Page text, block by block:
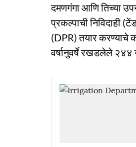
दमणगंगा आणि तिच्या
प्रकल्पाची निविदाही
(DPR) तयार करण्याचे
वर्षानुवर्षे रखडलेले